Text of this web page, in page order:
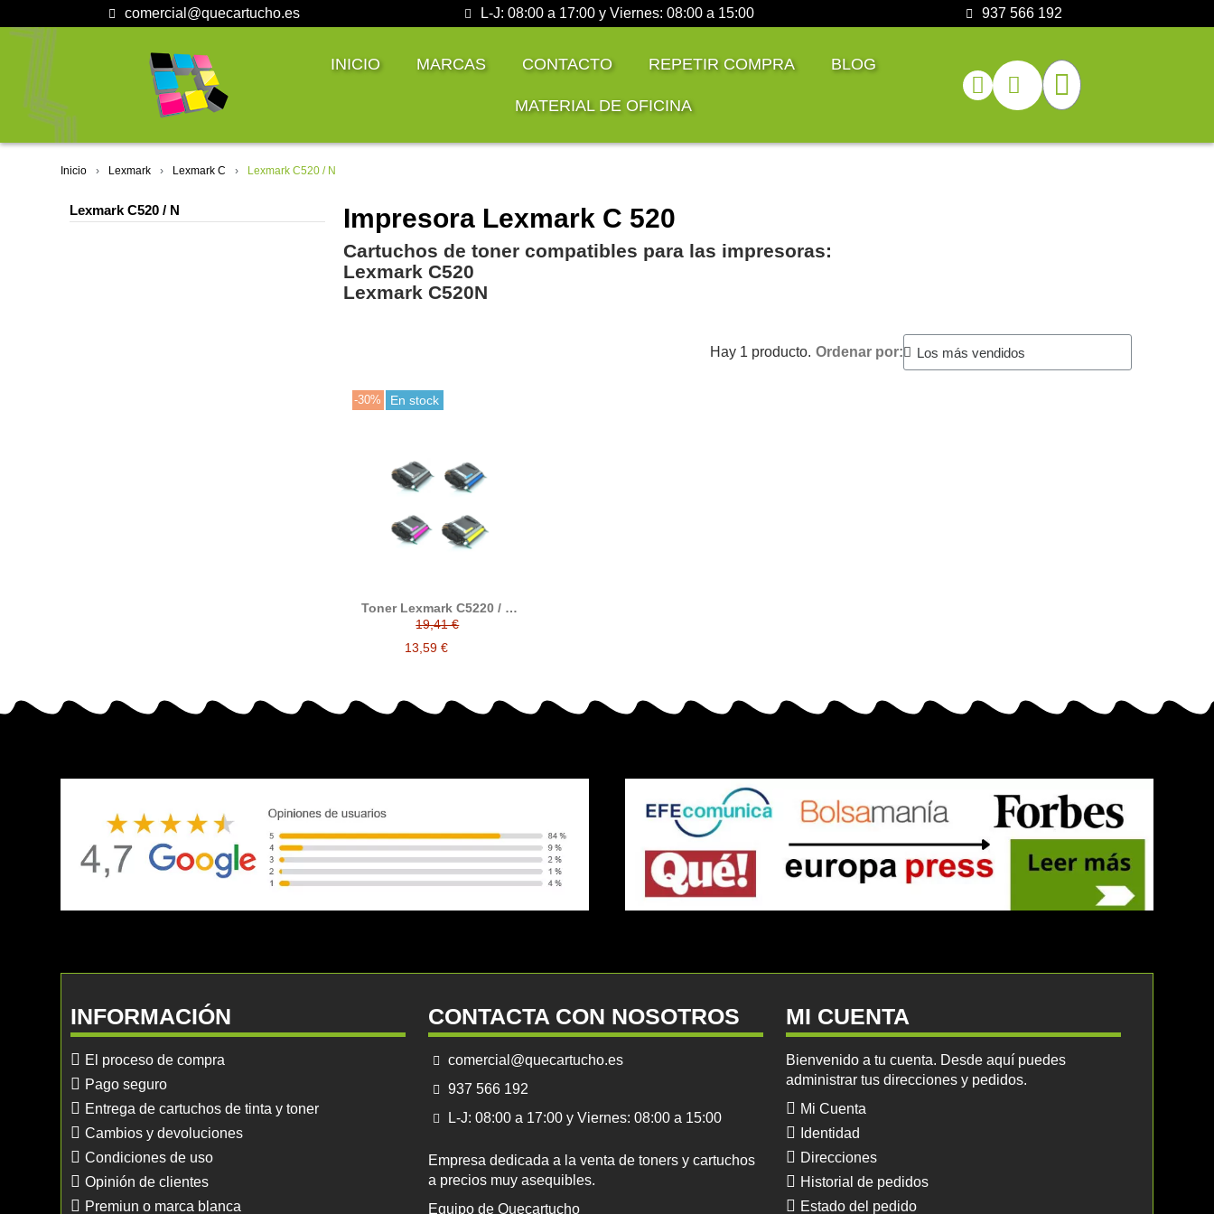
comercial@quecartucho.es L-J: 08:00 a 17:00 y Viernes: 08:00 a 15:00 937 566 192
INICIO MARCAS CONTACTO REPETIR COMPRA BLOG
MATERIAL DE OFICINA
Inicio Lexmark Lexmark C Lexmark C520 / N
Lexmark C520 / N Impresora Lexmark C 520
Cartuchos de toner compatibles para las impresoras:
Lexmark C520
Lexmark C520N
Hay 1 producto. Ordenar por:
-30% En stock
Toner Lexmark C5220 / C
5220 compatible alternativo
a Lexmark C5220KS /
C5220CS / C5220MS /
C5220YS
19,41 €
13,59 €
INFORMACIÓN
El proceso de compra
Pago seguro
Entrega de cartuchos de tinta y toner
Cambios y devoluciones
Condiciones de uso
Opinión de clientes
Premiun o marca blanca
CONTACTA CON NOSOTROS
comercial@quecartucho.es
937 566 192
L-J: 08:00 a 17:00 y Viernes: 08:00 a 15:00
Empresa dedicada a la venta de toners y cartuchos
a precios muy asequibles.
Equipo de Quecartucho
MI CUENTA
Bienvenido a tu cuenta. Desde aquí puedes
administrar tus direcciones y pedidos.
Mi Cuenta
Identidad
Direcciones
Historial de pedidos
Estado del pedido